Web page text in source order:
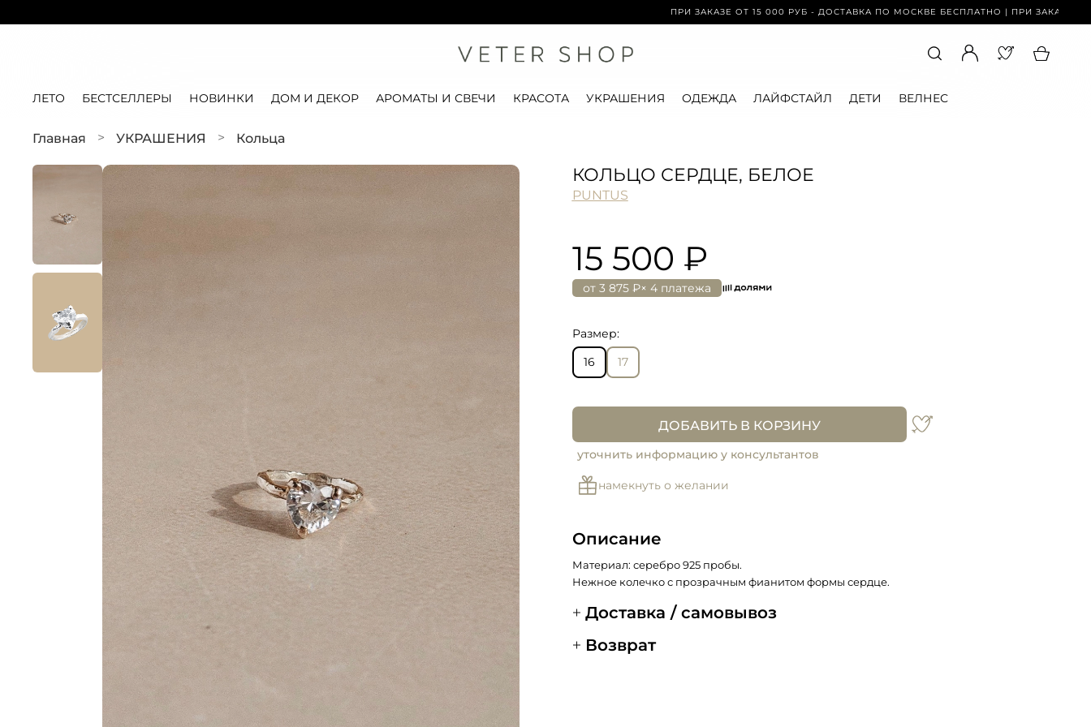
ПРИ ЗАКАЗЕ ОТ 15 000 РУБ - ДОСТАВКА ПО МОСКВЕ БЕСПЛАТНО | ПРИ ЗАКАЗЕ ОТ 15
ЛЕТО БЕСТСЕЛЛЕРЫ НОВИНКИ ДОМ И ДЕКОР АРОМАТЫ И СВЕЧИ КРАСОТА УКРАШЕНИЯ ОДЕЖДА ЛАЙФСТАЙЛ ДЕТИ ВЕЛНЕС
Главная УКРАШЕНИЯ Кольца
КОЛЬЦО СЕРДЦЕ, БЕЛОЕ
PUNTUS
15 500 ₽
от 3 875 ₽× 4 платежа
Размер:
16
17
ДОБАВИТЬ В КОРЗИНУ
уточнить информацию у консультантов
намекнуть о желании
Описание
Материал: серебро 925 пробы.
Нежное колечко с прозрачным фианитом формы сердце.
Доставка / самовывоз
Возврат